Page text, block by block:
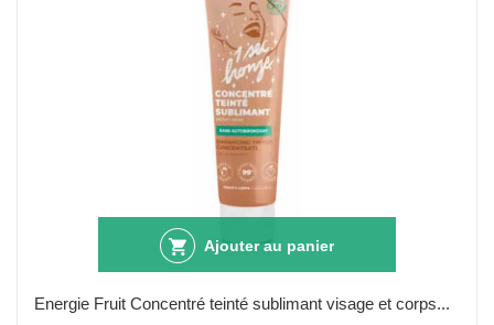
Ajouter au panier
Energie Fruit Concentré teinté sublimant visage et corps...